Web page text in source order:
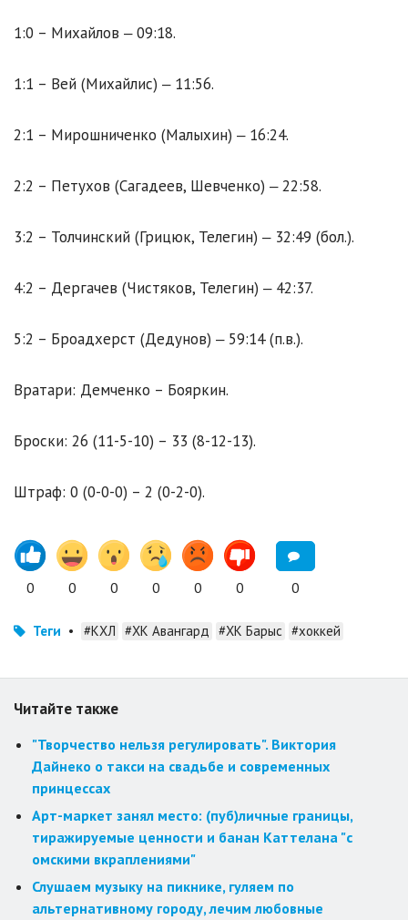
1:0 – Михайлов ‒ 09:18.
1:1 – Вей (Михайлис) ‒ 11:56.
2:1 – Мирошниченко (Малыхин) ‒ 16:24.
2:2 – Петухов (Сагадеев, Шевченко) ‒ 22:58.
3:2 – Толчинский (Грицюк, Телегин) ‒ 32:49 (бол.).
4:2 – Дергачев (Чистяков, Телегин) ‒ 42:37.
5:2 – Броадхерст (Дедунов) ‒ 59:14 (п.в.).
Вратари: Демченко – Бояркин.
Броски: 26 (11-5-10) – 33 (8-12-13).
Штраф: 0 (0-0-0) – 2 (0-2-0).
0 0 0 0 0 0 0
Теги • #КХЛ #ХК Авангард #ХК Барыс #хоккей
Читайте также
"Творчество нельзя регулировать". Виктория
Дайнеко о такси на свадьбе и современных
принцессах
Арт-маркет занял место: (пуб)личные границы,
тиражируемые ценности и банан Каттелана "с
омскими вкраплениями"
Слушаем музыку на пикнике, гуляем по
альтернативному городу, лечим любовные